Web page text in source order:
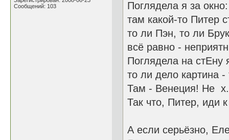
Сообщений: 103
Поглядела я за окно:
там какой-то Питер
то ли Пэн, то ли
всё равно -
Поглядела на стЕну
то ли дело картина -
Там - Венеция! Не
Так что, Питер, иди
А если серьёзно,